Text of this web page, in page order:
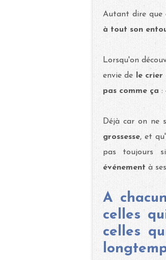
Autant dire que
à tout son
Lorsqu'on
envie de
le
pas comme ça :
Déjà car on ne
grossesse, et
pas toujours
événement à
A
celles
celles